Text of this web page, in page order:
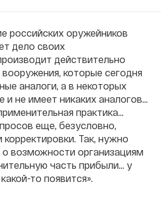
российских оружейников
дело своих
действительно
которые сегодня
аналоги, а в некоторых
и не имеет никаких аналогов…
практика…
еще, безусловно,
Так, нужно
возможности организациям
часть прибыли… у
то появится».